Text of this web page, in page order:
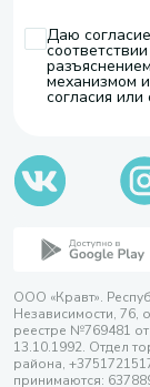
Даю
механизмом
согласия или
ООО «Кравт».
Независимости, 76,
реестре №769481
13.10.1992. Отдел
района,
принимаются: